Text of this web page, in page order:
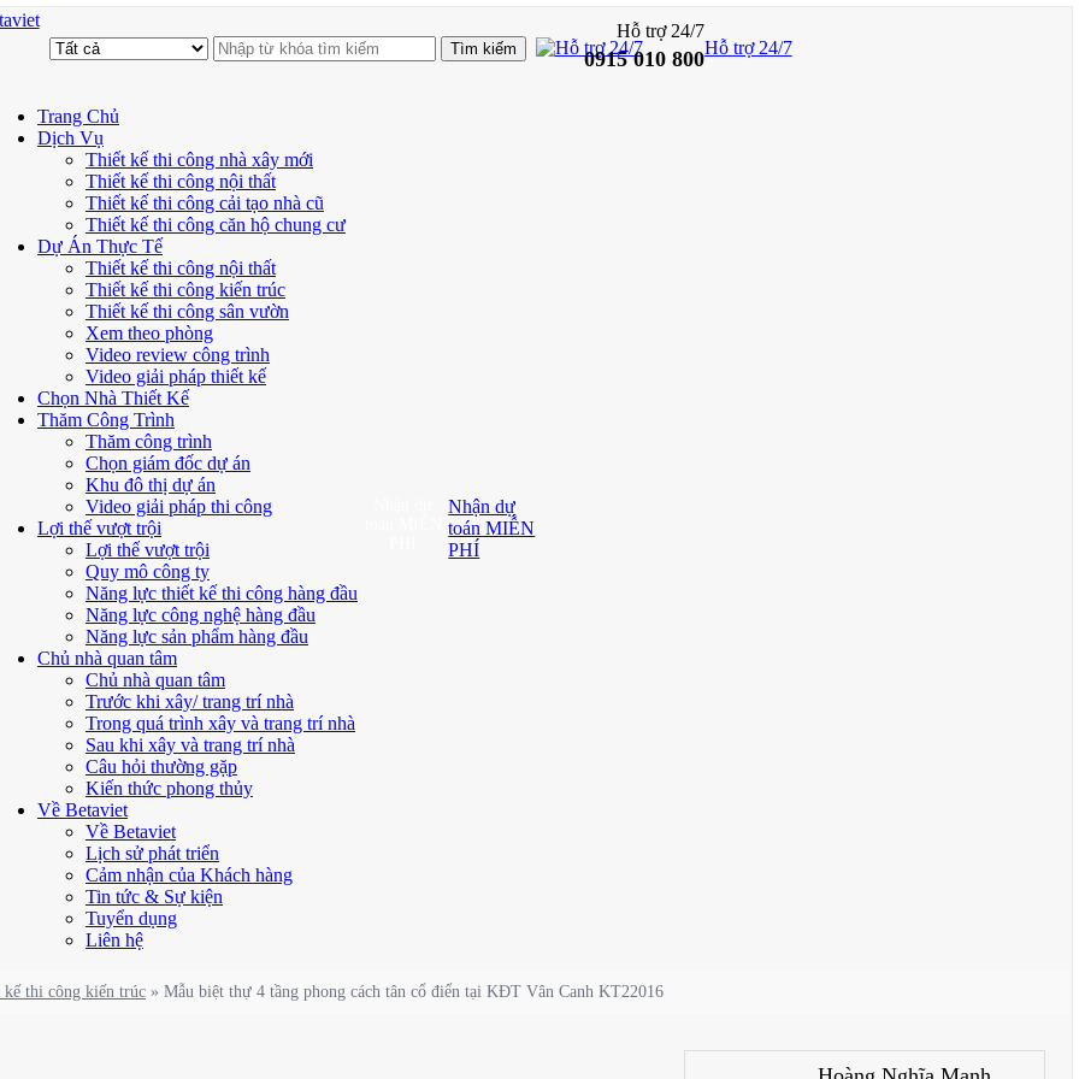
Hỗ trợ 24/7
0915 010 800Hỗ trợ 24/7
Trang Chủ
Dịch Vụ
Thiết kế thi công nhà xây mới
Thiết kế thi công nội thất
Thiết kế thi công cải tạo nhà cũ
Thiết kế thi công căn hộ chung cư
Dự Án Thực Tế
Thiết kế thi công nội thất
Thiết kế thi công kiến trúc
Thiết kế thi công sân vườn
Xem theo phòng
Video review công trình
Video giải pháp thiết kế
Chọn Nhà Thiết Kế
Thăm Công Trình
Thăm công trình
Chọn giám đốc dự án
Khu đô thị dự án
Video giải pháp thi công
Lợi thế vượt trội
Lợi thế vượt trội
Quy mô công ty
Năng lực thiết kế thi công hàng đầu
Năng lực công nghệ hàng đầu
Năng lực sản phẩm hàng đầu
Chủ nhà quan tâm
Chủ nhà quan tâm
Trước khi xây/ trang trí nhà
Trong quá trình xây và trang trí nhà
Sau khi xây và trang trí nhà
Câu hỏi thường gặp
Kiến thức phong thủy
Về Betaviet
Về Betaviet
Lịch sử phát triển
Cảm nhận của Khách hàng
Tin tức & Sự kiện
Tuyển dụng
Liên hệ
Nhận dự
toán MIỄN
PHÍ
kế thi công kiến trúc » Mẫu biệt thự 4 tầng phong cách tân cổ điển tại KĐT Vân Canh KT22016